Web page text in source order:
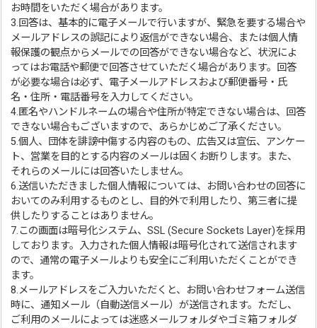
お時間をいただく場合があります。
3.回答は、基本的に電子メールで行いますが、緊急を要する場合や
メールアドレスの誤記により返信ができない場合、または個人情
報保護の観点からメールでの回答ができない場合など、状況によ
ってはお電話や郵便で回答させていただく場合があります。回答
が必要な場合は必ず、電子メールアドレスおよび郵便番号・氏
名・住所・電話番号を入力してください。
4.匿名やハンドルネームの場合や住所が特定できない場合は、回答
できない場合もございますので、あらかじめご了承ください。
5.個人、団体を誹謗中傷する内容のもの、広告又は宣伝、アンケー
ト、営業を目的とする内容のメールは固くお断りします。また、
それらのメールには回答いたしません。
6.送信いただきました個人情報については、お問い合わせの回答に
おいてのみ利用するものとし、目的外で利用したり、第三者に提
供したりすることはありません。
7.この画面は暗号化システム、SSL (Secure Sockets Layer)を採用
しております。入力された個人情報は暗号化されて送信されます
ので、通常の電子メールよりも安全にご利用いただくことができ
ます。
8.メールアドレスをご入力いただくと、お問い合わせフォーム送信
時に、通知メール（自動送信メール）が送信されます。ただし、
ご利用のメールによっては迷惑メールフォルダやゴミ箱フォルダ